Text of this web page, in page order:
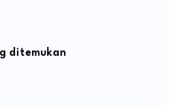
ditemukan